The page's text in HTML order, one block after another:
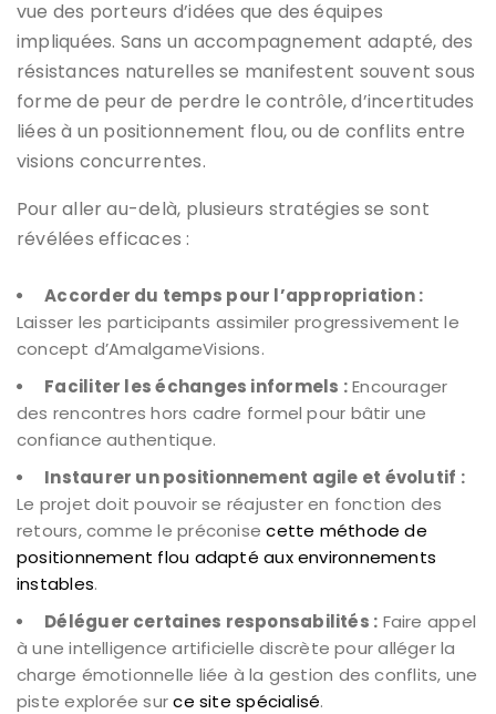
vue des porteurs d’idées que des équipes
impliquées. Sans un accompagnement adapté, des
résistances naturelles se manifestent souvent sous
forme de peur de perdre le contrôle, d’incertitudes
liées à un positionnement flou, ou de conflits entre
visions concurrentes.
Pour aller au-delà, plusieurs stratégies se sont
révélées efficaces :
Accorder du temps pour l’appropriation :
Laisser les participants assimiler progressivement le
concept d’AmalgameVisions.
Faciliter les échanges informels :Encourager
des rencontres hors cadre formel pour bâtir une
confiance authentique.
Instaurer un positionnement agile et évolutif :
Le projet doit pouvoir se réajuster en fonction des
retours, comme le préconisecette méthode de
positionnement flou adapté aux environnements
instables.
Déléguer certaines responsabilités : Faire appel
à une intelligence artificielle discrète pour alléger la
charge émotionnelle liée à la gestion des conflits, une
piste explorée surce site spécialisé.